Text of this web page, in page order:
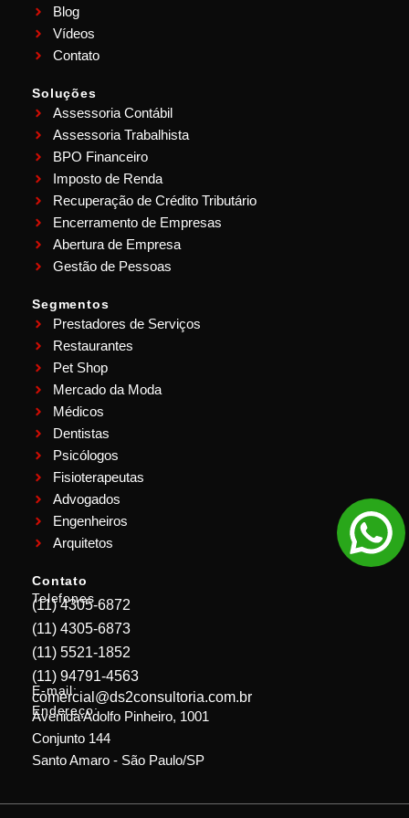
Blog
Vídeos
Contato
Soluções
Assessoria Contábil
Assessoria Trabalhista
BPO Financeiro
Imposto de Renda
Recuperação de Crédito Tributário
Encerramento de Empresas
Abertura de Empresa
Gestão de Pessoas
Segmentos
Prestadores de Serviços
Restaurantes
Pet Shop
Mercado da Moda
Médicos
Dentistas
Psicólogos
Fisioterapeutas
Advogados
Engenheiros
Arquitetos
Contato
Telefones
(11) 4305-6872
(11) 4305-6873
(11) 5521-1852
(11) 94791-4563
E-mail:
comercial@ds2consultoria.com.br
Endereço:
Avenida Adolfo Pinheiro, 1001
Conjunto 144
Santo Amaro - São Paulo/SP